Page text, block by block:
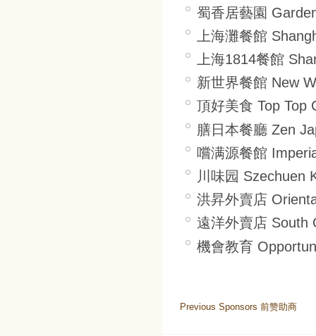
蜀香居藝園
上海灘餐館
上海1814餐館
新世界餐館 New
頂好美食 Top Top
膳日本餐廳 Zen
嚐满源餐館
川味园 Szechuen
洪昇外賣店
遠洋外賣店 South
機會教育
Previous Sponsors 前赞助商